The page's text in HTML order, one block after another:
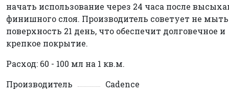
начать использование через 24 часа после
финишного слоя. Производитель советует не мыть
поверхность 21 день, что обеспечит долговечное и
крепкое покрытие.
Расход: 60 - 100 мл на 1 кв.м.
Производитель
Cadence